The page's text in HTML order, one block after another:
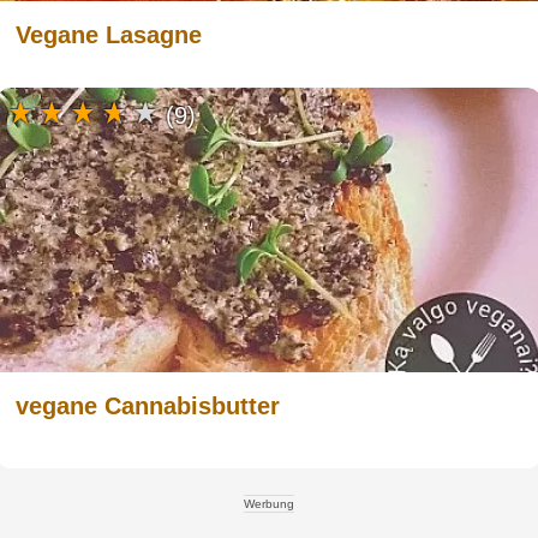
Vegane Lasagne
vegane Cannabisbutter
(9)
Werbung